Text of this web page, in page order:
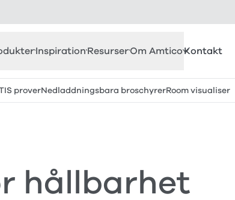
InspirationResurserOm AmticoKontakt
proverNedladdningsbara broschyrerRoom visualiser
hållbarhet